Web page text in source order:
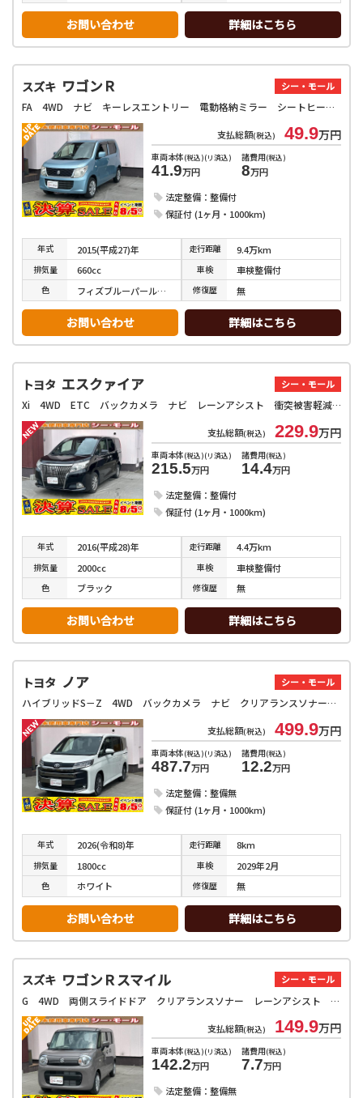
お問い合わせ 詳細はこちら
スズキ ワゴンＲ シー・モール
FA 4WD ナビ キーレスエントリー 電動格納ミラー シートヒーター ベンチシート CVT 盗難防止システム ABS 衝突安全ボディ エアコン パワーステアリング パワーウィンドウ 運転席エアバッグ
支払総額(税込) 49.9万円
車両本体(税込)(リ済込)
41.9万円
諸費用(税込)
8万円
法定整備：整備付
保証付 (1ヶ月・1000km)
年式 2015(平成27)年 走行距離 9.4万km
排気量 660cc 車検 車検整備付
色 フィズブルーパールメタリック 修復歴 無
お問い合わせ 詳細はこちら
トヨタ エスクァイア シー・モール
Xi 4WD ETC バックカメラ ナビ レーンアシスト 衝突被害軽減システム 両側スライド・片側電動 オートマチックハイビーム オートライト LEDヘッドランプ スマートキー アイドリングストップ
支払総額(税込) 229.9万円
車両本体(税込)(リ済込)
215.5万円
諸費用(税込)
14.4万円
法定整備：整備付
保証付 (1ヶ月・1000km)
年式 2016(平成28)年 走行距離 4.4万km
排気量 2000cc 車検 車検整備付
色 ブラック 修復歴 無
お問い合わせ 詳細はこちら
トヨタ ノア シー・モール
ハイブリッドS－Z 4WD バックカメラ ナビ クリアランスソナー オートクルーズコントロール レーンアシスト 衝突被害軽減システム 両側電動スライドドア オートマチックハイビーム オートライト LEDヘッドランプ
支払総額(税込) 499.9万円
車両本体(税込)(リ済込)
487.7万円
諸費用(税込)
12.2万円
法定整備：整備無
保証付 (1ヶ月・1000km)
年式 2026(令和8)年 走行距離 8km
排気量 1800cc 車検 2029年2月
色 ホワイト 修復歴 無
お問い合わせ 詳細はこちら
スズキ ワゴンＲスマイル シー・モール
G 4WD 両側スライドドア クリアランスソナー レーンアシスト 衝突被害軽減システム オートライト スマートキー 電動格納ミラー シートヒーター ベンチシート CVT 盗難防止システム ABS ESC
支払総額(税込) 149.9万円
車両本体(税込)(リ済込)
142.2万円
諸費用(税込)
7.7万円
法定整備：整備無